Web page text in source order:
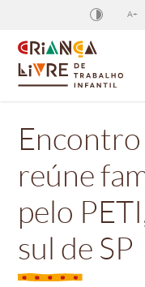
A+
Encontro
reúne
pelo
sul de SP